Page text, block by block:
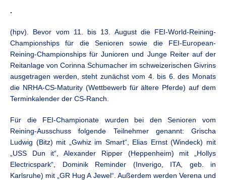
.
(hpv). Bevor vom 11. bis 13. August die FEI-World-Reining-
Championships für die Senioren sowie die FEI-European-
Reining-Championships für Junioren und Junge Reiter auf der
Reitanlage von Corinna Schumacher im schweizerischen Givrins
ausgetragen werden, steht zunächst vom 4. bis 6. des Monats
die NRHA-CS-Maturity (Wettbewerb für ältere Pferde) auf dem
Terminkalender der CS-Ranch.
Für die FEI-Championate wurden bei den Senioren vom
Reining-Ausschuss folgende Teilnehmer genannt: Grischa
Ludwig (Bitz) mit „Gwhiz im Smart“, Elias Ernst (Windeck) mit
„USS Dun it“, Alexander Ripper (Heppenheim) mit „Hollys
Electricspark“, Dominik Reminder (Inverigo, ITA, geb. in
Karlsruhe) mit „GR Hug A Jewel“. Außerdem werden Verena und